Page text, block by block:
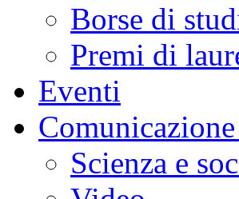
Borse di
Premi di
Eventi
Scienza e